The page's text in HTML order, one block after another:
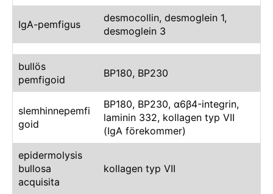
IgA-pemfigus
desmocollin, desmoglein 1,
desmoglein 3
bullös
pemfigoid
BP180, BP230
slemhinnepemfi
goid
BP180, BP230, α6β4-integrin,
laminin 332, kollagen typ VII
(IgA förekommer)
epidermolysis
bullosa
acquisita
kollagen typ VII